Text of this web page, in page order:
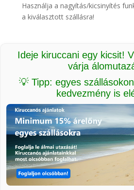
Használja a nagyítás/kicsinyítés
a kiválasztott szállásra!
Ideje kiruccani egy kicsit!
várja
💡 Tipp: egyes
kedvezmény is